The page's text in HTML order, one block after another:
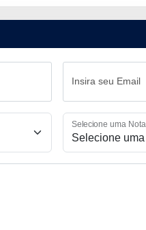
Insira seu Email
Selecione uma Nota